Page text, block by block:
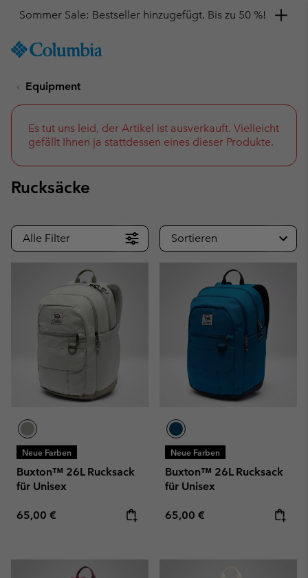
TO
SKIP
NAV
SKIP
TO
SEARCH
Hol dir einen 10 %-Gutschein
Equipment
Es tut uns leid, der Artikel ist ausverkauft. Vielleicht
gefällt Ihnen ja stattdessen eines dieser Produkte.
Rucksäcke
Alle Filter Sortieren
Neue Farben
Buxton™ 26L Rucksack
für Unisex
Regular price:
65,00 €
Neue Farben
Buxton™ 26L Rucksack
für Unisex
Regular price:
65,00 €